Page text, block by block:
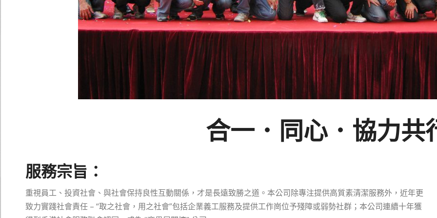
合一．同心．協力共
服務宗旨：
重視員工、投資社會、與社會保持良性互動關係，才是長遠致勝之道。本公司除專注提供高質素清潔服務外，近年更
致力實踐社會責任 – “取之社會，用之社會”包括企業義工服務及提供工作崗位予殘障或弱勢社群；本公司連續十年獲